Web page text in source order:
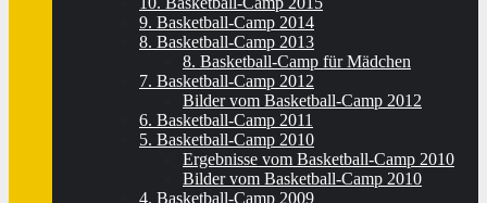
9. Basketball-Camp 2014
8. Basketball-Camp 2013
8. Basketball-Camp für Mädchen
7. Basketball-Camp 2012
Bilder vom Basketball-Camp 2012
6. Basketball-Camp 2011
5. Basketball-Camp 2010
Ergebnisse vom Basketball-Camp 2010
Bilder vom Basketball-Camp 2010
4. Basketball-Camp 2009